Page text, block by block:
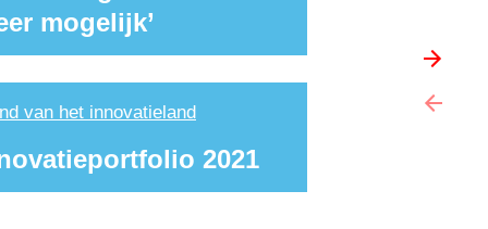
mogelijk’
van het innovatie­land
2021